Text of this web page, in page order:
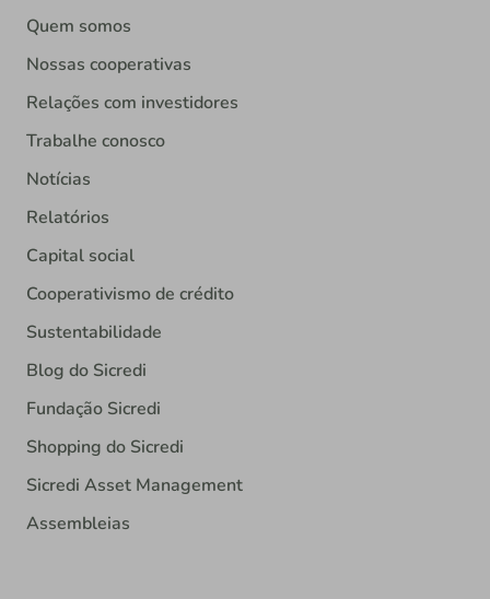
Quem somos
Nossas cooperativas
Relações com investidores
Trabalhe conosco
Notícias
Relatórios
Capital social
Cooperativismo de crédito
Sustentabilidade
Blog do Sicredi
Fundação Sicredi
Shopping do Sicredi
Sicredi Asset Management
Assembleias